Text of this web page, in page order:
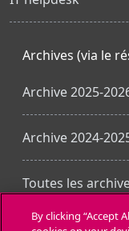
Archives (via le
Archive 2025-
Archive 2024-
Toutes les
By clicking “Accept